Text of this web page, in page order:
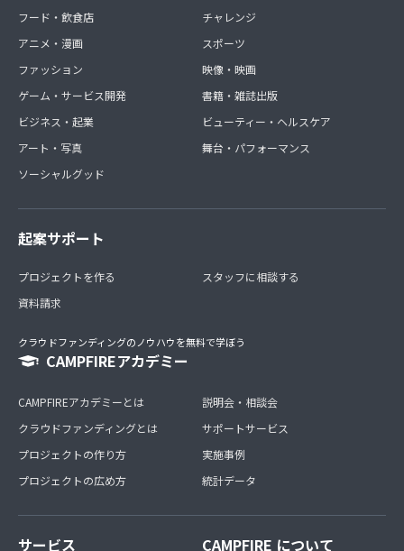
フード・飲食店
アニメ・漫画
ファッション
ゲーム・サービス開発
ビジネス・起業
アート・写真
ソーシャルグッド
チャレンジ
スポーツ
映像・映画
書籍・雑誌出版
ビューティー・ヘルスケア
舞台・パフォーマンス
起案サポート
プロジェクトを作る
資料請求
スタッフに相談する
クラウドファンディングのノウハウを無料で学ぼう
CAMPFIREアカデミー
CAMPFIREアカデミーとは
クラウドファンディングとは
プロジェクトの作り方
プロジェクトの広め方
説明会・相談会
サポートサービス
実施事例
統計データ
サービス CAMPFIRE について